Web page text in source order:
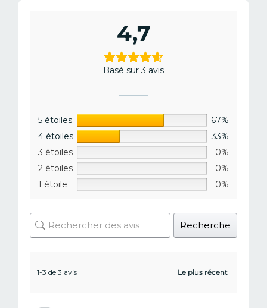
4,7
Basé sur 3 avis
5 étoiles
67%
4 étoiles
33%
3 étoiles
0%
2 étoiles
0%
1 étoile
0%
Recherche
1-3 de 3 avis